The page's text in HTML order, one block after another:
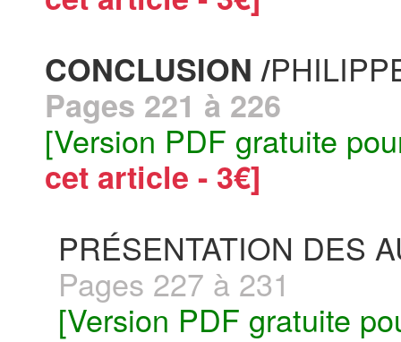
CONCLUSION /
Pages 221 à 226
[Version PDF gratuite
cet article - 3€]
PRÉSENTATION DES
Pages 227 à 231
[Version PDF gratuite